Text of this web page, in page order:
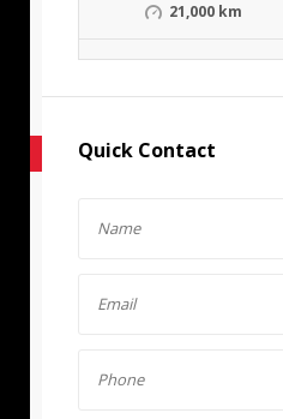
21,000 km
Quick Contact